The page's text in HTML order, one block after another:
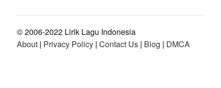
© 2006-2022 Lirik Lagu Indonesia
About| Privacy Policy| Contact Us| Blog | DMCA